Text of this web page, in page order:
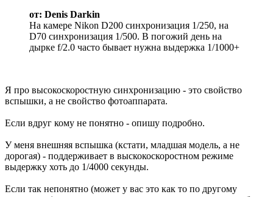
от: Denis Darkin
На камере Nikon D200 синхронизация 1/250, на
D70 синхронизация 1/500. В погожий день на
дырке f/2.0 часто бывает нужна выдержка 1/1000+
Я про высокоскоростную синхронизацию - это свойство
вспышки, а не свойство фотоаппарата.
Если вдруг кому не понятно - опишу подробно.
У меня внешняя вспышка (кстати, младшая модель, а не
дорогая) - поддерживает в выскокоскоростном режиме
выдержку хоть до 1/4000 секунды.
Если так непонятно (может у вас это как то по другому